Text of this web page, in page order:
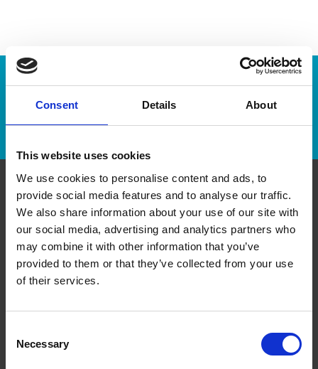
Consent Details About
This website uses cookies
We use cookies to personalise content and ads, to
provide social media features and to analyse our traffic.
We also share information about your use of our site with
our social media, advertising and analytics partners who
may combine it with other information that you’ve
provided to them or that they’ve collected from your use
of their services.
Selection
Necessary
Numéro de suivi :
Repérer un envoi
Communiquer avec nous
The UPS Store #357
2 Donald Street, Unit #4
Winnipeg Manitoba - R3L 0K5
Obtenez l'itinéraire vers notre magasin
store357@theupsstore.ca